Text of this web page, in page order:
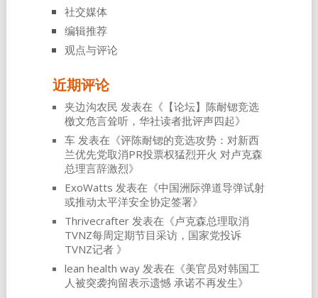
社交媒体
编辑推荐
观点与评论
近期评论
夹边沟农民 发表在《 【论坛】陈耐锶竞选
檄文危言耸听，华社读者批评声四起》
车发表在《评陈耐锶的竞选攻势：对新西
兰优先党取消PR投票权猛烈开火 对卢克森
总理言辞激烈》
ExoWatts 发表在《中国洲际弹道导弹试射
或推动太平洋安全协定签署》
Thrivecrafter发表在《卢克森总理取消
TVNZ每周定期节目采访，国家党投诉
TVNZ记者 》
lean health way发表在《美官员对韩国工
人被突袭拘留表示遗憾 承诺不再发生》